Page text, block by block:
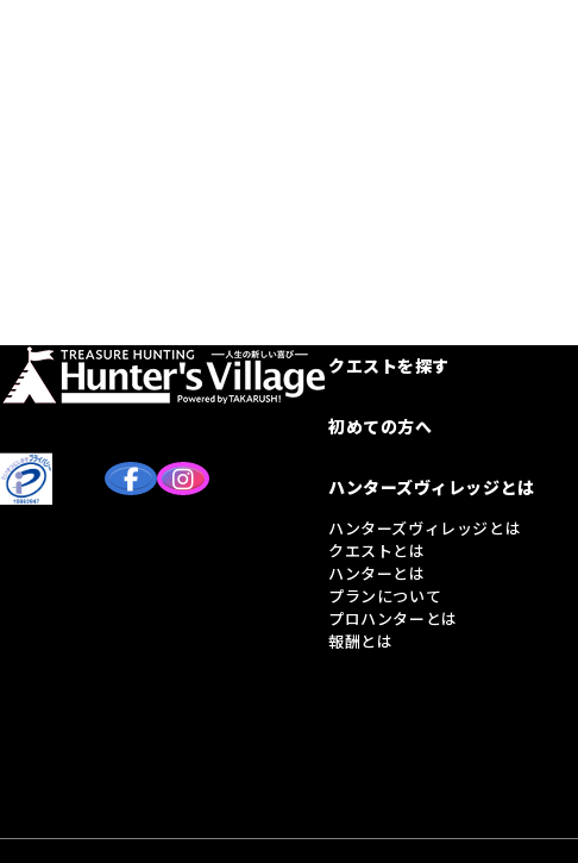
クエストを探す
初めての方へ
ハンターズヴィレッジとは
ハンターズヴィレッジとは
クエストとは
ハンターとは
プランについて
プロハンターとは
報酬とは